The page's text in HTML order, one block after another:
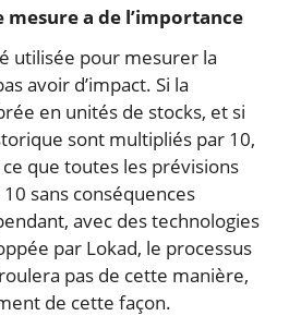
mesure a de l’importance
utilisée pour mesurer la
avoir d’impact. Si la
en unités de stocks, et si
sont multipliés par 10,
que toutes les prévisions
sans conséquences
avec des technologies
par Lokad, le processus
pas de cette manière,
de cette façon.